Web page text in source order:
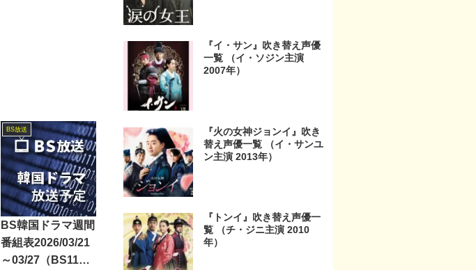
BS放送
BS韓国ドラマ週間
番組表2026/03/21
～03/27（BS11・
『イ・サン』吹き替え声優
一覧 （イ・ソジン主演
2007年）
『火の女神ジョンイ』吹き
替え声優一覧 （イ・サンユ
ン主演 2013年）
『トンイ』吹き替え声優一
覧 （チ・ジニ主演 2010
年）